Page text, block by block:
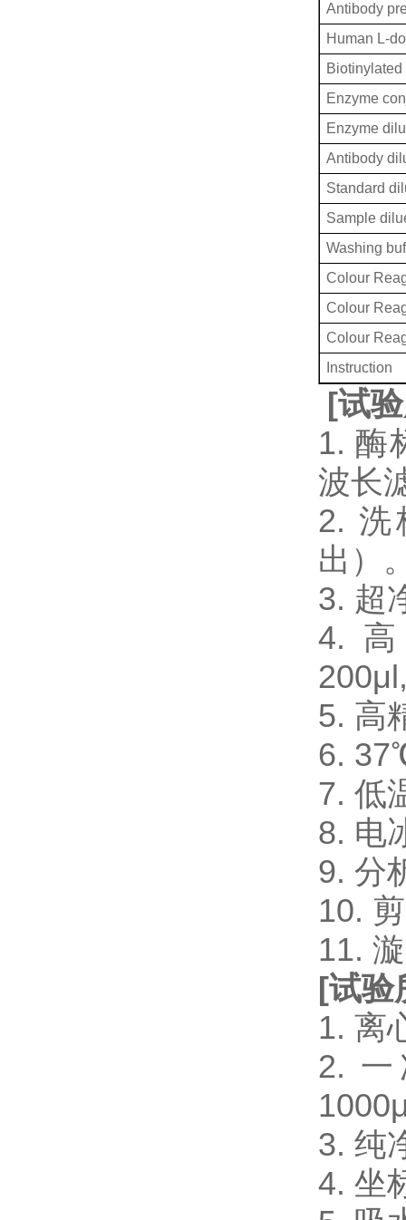
Antibody
Human L-
Enzyme
Enzyme
Antibody
Standard
Sample
Washing
Colour
Colour
Colour
Instruction
[试
1. 酶
波长
2. 洗
出）
3. 超
4.
5. 高
6.
7. 低
8. 电
9. 分
10.
11.
[试验
1. 离
2. 一
3. 纯
4. 坐